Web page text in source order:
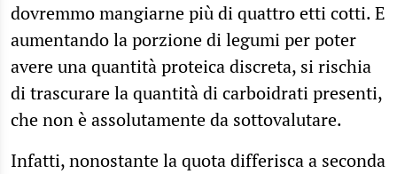
dovremmo mangiarne più di quattro etti cotti. E
aumentando la porzione di legumi per poter
avere una quantità proteica discreta, si rischia
di trascurare la quantità di carboidrati presenti,
che non è assolutamente da sottovalutare.
Infatti, nonostante la quota differisca a seconda